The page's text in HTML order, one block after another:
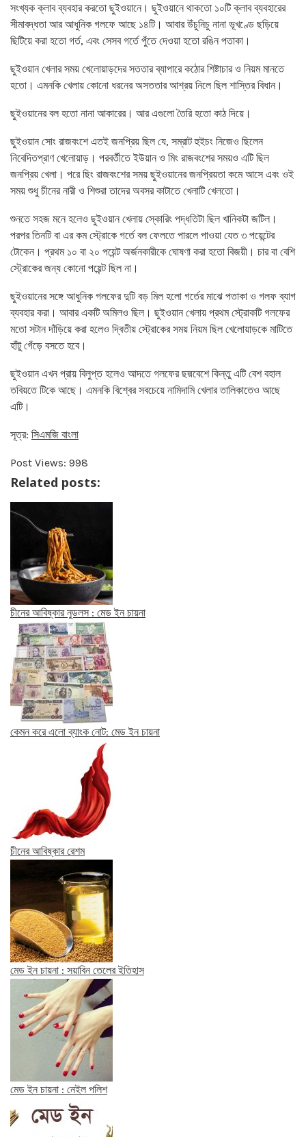
সংখ্যক ক্লাব ব্যবহার করতো ছুইওয়ানে। ছুইওয়ানে থাকতো ১০টি ক্লাব ব্যবহারের
সীমাবদ্ধতা আর আধুনিক গলফে আছে ১৪টি। আবার উঁচুনিচু নানা ভূখণ্ডে ছড়িয়ে
ছিটিয়ে করা হতো গর্ত, এবং সেসব গর্তে পুঁতে দেওয়া হতো রঙিন পতাকা।
ছুইওয়ান খেলার সময় খেলোয়াড়দের সততার ব্যাপারে কঠোর শিষ্টাচার ও নিয়ম মানতে
হতো। এমনকি খেলায় কোনো ধরনের অসততার আশ্রয় নিলে ছিল শাস্তির বিধান।
ছুইওয়ানের বল হতো নানা আকারের। আর এগুলো তৈরি হতো কাঠ দিয়ে।
ছুইওয়ান সোং রাজবংশে এতই জনপ্রিয় ছিল যে, সম্রাট হুইচং নিজেও ছিলেন
নিবেদিতপ্রাণ খেলোয়াড়। পরবর্তীতে ইউয়ান ও মিং রাজবংশের সময়ও এটি ছিল
জনপ্রিয় খেলা। পরে ছিং রাজবংশের সময় ছুইওয়ানের জনপ্রিয়তা কমে আসে এবং ওই
সময় শুধু চীনের নারী ও শিশুরা তাদের অবসর কাটাতে খেলাটি খেলতো।
শুনতে সহজ মনে হলেও ছুইওয়ান খেলায় স্কোরিং পদ্ধতিটা ছিল খানিকটা জটিল।
পরপর তিনটি বা এর কম স্ট্রোকে গর্তে বল ফেলতে পারলে পাওয়া যেত ৩ পয়েন্টের
টোকেন। প্রথম ১০ বা ২০ পয়েন্ট অর্জনকারীকে ঘোষণা করা হতো বিজয়ী। চার বা বেশি
স্ট্রোকের জন্য কোনো পয়েন্ট ছিল না।
ছুইওয়ানের সঙ্গে আধুনিক গলফের দুটি বড় মিল হলো গর্তের মাঝে পতাকা ও গলফ ব্যাগ
ব্যবহার করা। আবার একটি অমিলও ছিল। ছুইওয়ান খেলায় প্রথম স্ট্রোকটি গলফের
মতো সটান দাঁড়িয়ে করা হলেও দ্বিতীয় স্ট্রোকের সময় নিয়ম ছিল খেলোয়াড়কে মাটিতে
হাঁটু গেঁড়ে বসতে হবে।
ছুইওয়ান এখন প্রায় বিলুপ্ত হলেও আদতে গলফের ছদ্মবেশে কিন্তু এটি বেশ বহাল
তবিয়তে টিকে আছে। এমনকি বিশ্বের সবচেয়ে নামিদামি খেলার তালিকাতেও আছে
এটি।
সূত্র: সিএমজি বাংলা
Post Views: 998
Related posts:
চীনের আবিষ্কার নুডলস : মেড ইন চায়না
কেমন করে এলো ব্যাংক নোট: মেড ইন চায়না
চীনের আবিষ্কার রেশম
মেড ইন চায়না : সয়াবিন তেলের ইতিহাস
মেড ইন চায়না : নেইল পলিশ